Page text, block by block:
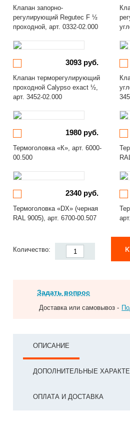
Клапан запорно-
регулирующий Regutec F ½
проходной, арт. 0332-02.000
3093 руб.
Клапан терморегулирующий
проходной Calypso exact ½,
арт. 3452-02.000
1980 руб.
Термоголовка «К», арт. 6000-
00.500
2340 руб.
Термоголовка «DX» (черная
RAL 9005), арт. 6700-00.507
Количество:
Задать вопрос
Доставка или самовывоз -
ОПИСАНИЕ
ДОПОЛНИТЕЛЬНЫЕ
ОПЛАТА И ДОСТАВКА